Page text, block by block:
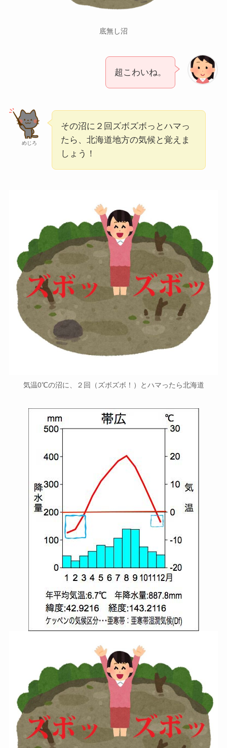
底無し沼
超こわいね。
めじろ
その沼に２回ズボズボっとハマっ
たら、北海道地方の気候と覚えま
しょう！
気温0℃の沼に、２回（ズボズボ！）とハマったら北海道